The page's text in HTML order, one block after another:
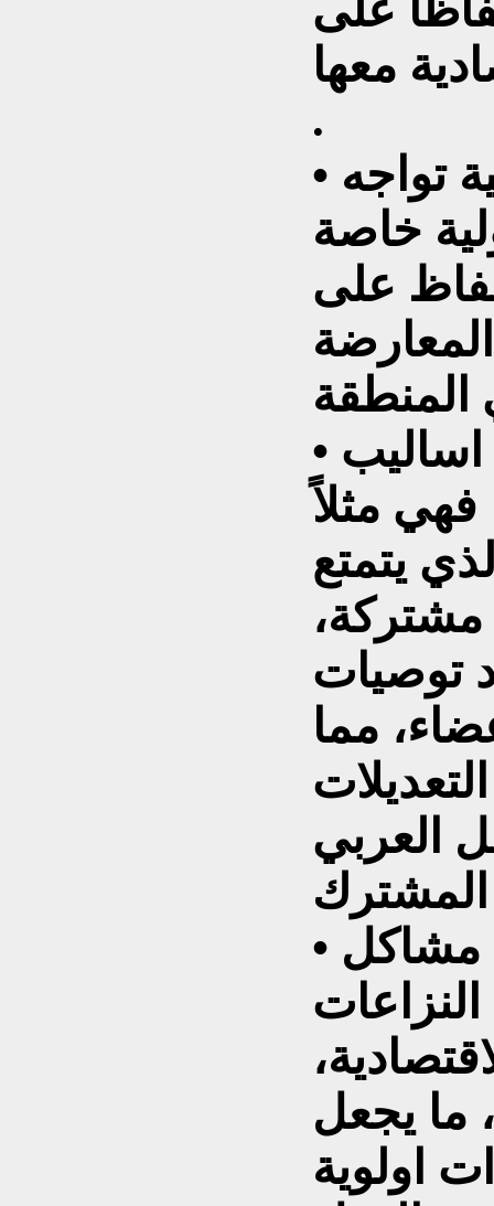
معها
.
• العديد من الدول العربية تواجه
خاصة
على
• الجامعة العربية تفتقر إلى اساليب
فهي مثلاً
يتمتع
مشتركة،
توصيات
مما
العربي
• الدول العربية تعاني من مشاكل
النزاعات
ما يجعل
اولوية